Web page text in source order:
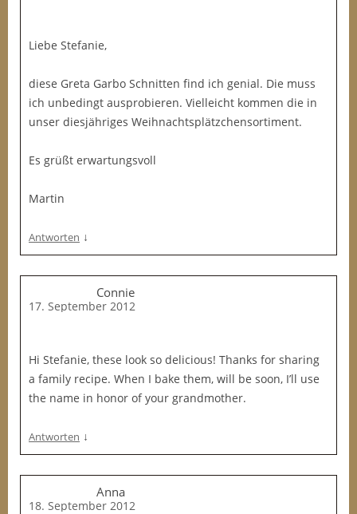
Liebe Stefanie,
diese Greta Garbo Schnitten find ich genial. Die muss
ich unbedingt ausprobieren. Vielleicht kommen die in
unser diesjähriges Weihnachtsplätzchensortiment.
Es grüßt erwartungsvoll
Martin
Antworten ↓
Connie
17. September 2012
Hi Stefanie, these look so delicious! Thanks for sharing
a family recipe. When I bake them, will be soon, I’ll use
the name in honor of your grandmother.
Antworten ↓
Anna
18. September 2012